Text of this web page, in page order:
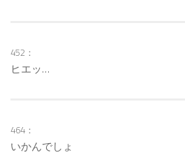
452：
ヒエッ…
464：
いかんでしょ